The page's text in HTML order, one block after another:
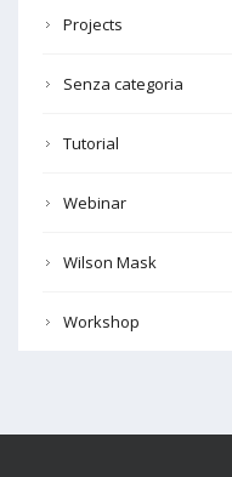
Projects
Senza categoria
Tutorial
Webinar
Wilson Mask
Workshop